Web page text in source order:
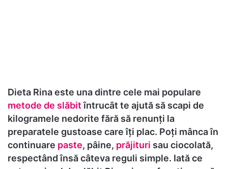
Dieta Rina este una dintre cele mai populare
metode de slăbitîntrucât te ajută să scapi de
kilogramele nedorite fără să renunți la
preparatele gustoase care îți plac. Poți mânca în
continuare paste, pâine, prăjituri sau ciocolată,
respectând însă câteva reguli simple. Iată ce